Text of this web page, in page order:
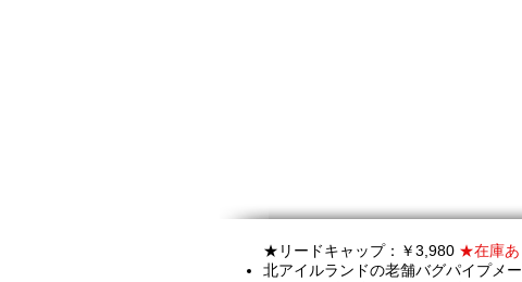
★リードキャップ：￥3,980 ★在庫
北アイルランドの老舗バグパイプメ